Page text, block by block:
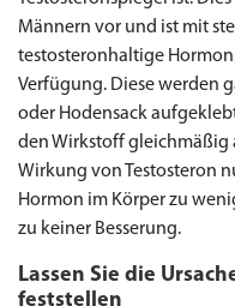
Männern vor und ist mit
testosteronhaltige
Verfügung. Diese werden
oder Hodensack
den Wirkstoff gleichmäßig
Wirkung von Testosteron
Hormon im Körper zu
zu keiner Besserung.
Lassen Sie die
feststellen